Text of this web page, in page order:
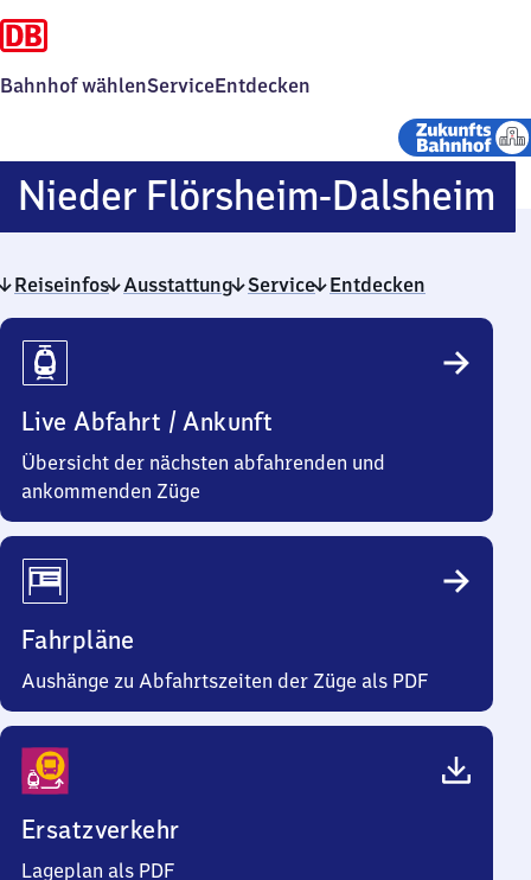
Bahnhof wählenServiceEntdecken
Nieder Flörsheim-Dalsheim
Reiseinfos Ausstattung Service Entdecken
Reiseinfos
Live Abfahrt / Ankunft
Übersicht der nächsten abfahrenden und
ankommenden Züge
Fahrpläne
Aushänge zu Abfahrtszeiten der Züge als PDF
Ersatzverkehr
Lageplan als PDF